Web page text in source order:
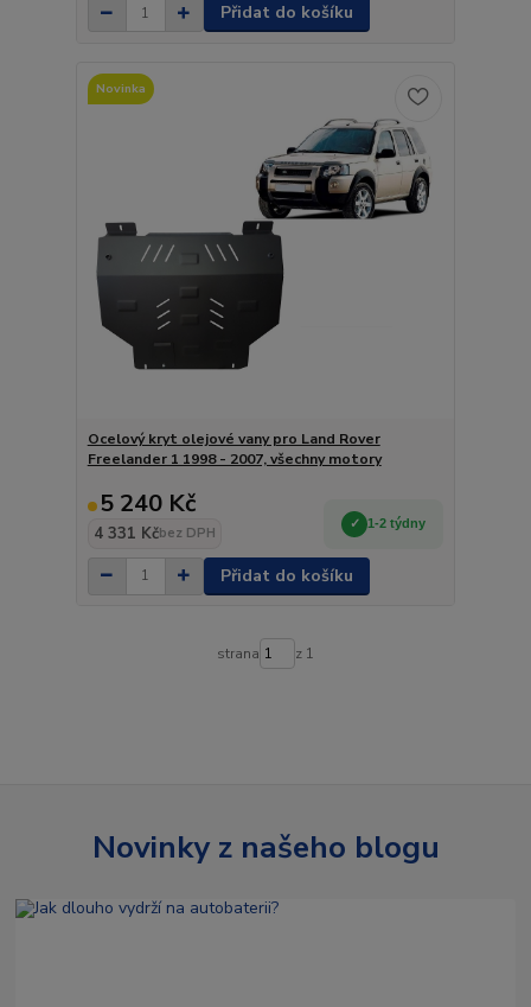
Přidat do košíku
Novinka
Ocelový kryt olejové vany pro Land Rover
Freelander 1 1998 - 2007, všechny motory
5 240 Kč
4 331 Kčbez DPH
1-2 týdny
Přidat do košíku
strana z 1
Novinky z našeho blogu